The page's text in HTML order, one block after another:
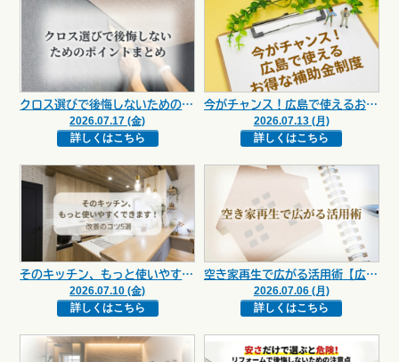
クロス選びで後悔しないためのポイントまとめ【広島市 安佐南区 安佐北区】
2026.07.17 (金)
詳しくはこちら
今がチャンス！広島で使えるお得な補助金制度【広島市 安佐南区 安佐北区】
2026.07.13 (月)
詳しくはこちら
そのキッチン、もっと使いやすくできます！改善のコツ5選【広島市 安佐南区 安佐北区】
2026.07.10 (金)
詳しくはこちら
空き家再生で広がる活用術【広島市 安佐南区 安佐北区】
2026.07.06 (月)
詳しくはこちら